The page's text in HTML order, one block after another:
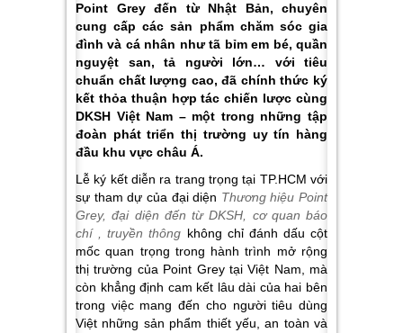
Point Grey đến từ Nhật Bản, chuyên
cung cấp các sản phẩm chăm sóc gia
đình và cá nhân như tã bỉm em bé, quần
nguyệt san, tả người lớn… với tiêu
chuẩn chất lượng cao, đã chính thức ký
kết thỏa thuận hợp tác chiến lược cùng
DKSH Việt Nam – một trong những tập
đoàn phát triển thị trường uy tín hàng
đầu khu vực châu Á.
Lễ ký kết diễn ra trang trọng tại TP.HCM với
sự tham dự của đại diện Thương hiệu Point
Grey, đại diện đến từ DKSH, cơ quan báo
chí , truyền thông không chỉ đánh dấu cột
mốc quan trọng trong hành trình mở rộng
thị trường của Point Grey tại Việt Nam, mà
còn khẳng định cam kết lâu dài của hai bên
trong việc mang đến cho người tiêu dùng
Việt những sản phẩm thiết yếu, an toàn và